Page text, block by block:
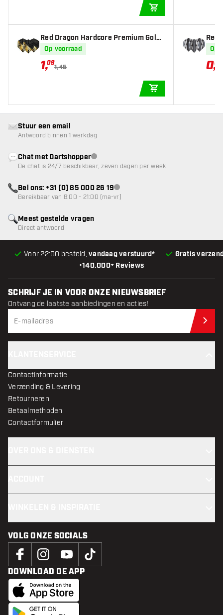
Red Dragon Hardcore Premium Gold
& Black Fleck - Dart Flights
Op voorraad
1,09
1,45
Red
Op
0,91
•140.000+ Reviews
Voor 22:00 besteld,vandaag verstuurd* Gratis
Meest gestelde vragen
Direct antwoord
Stuur een email
Antwoord binnen 1 werkdag
Chat met Dartshopperklantenservice niet beschikbaar
De chat is 24/7 beschikbaar, zeven dagen per week
Bel ons: +31 (0) 85 000 26 19klantenservice niet beschikbaar
Bereikbaar van 8:00 - 21:00 (ma-vr)
SCHRIJF JE IN VOOR ONZE NIEUWSBRIEF
Ontvang de laatste aanbiedingen en acties!
Contactinformatie
Verzending & Levering
Retourneren
Betaalmethoden
Contactformulier
VOLG ONZE SOCIALS
DOWNLOAD DE APP